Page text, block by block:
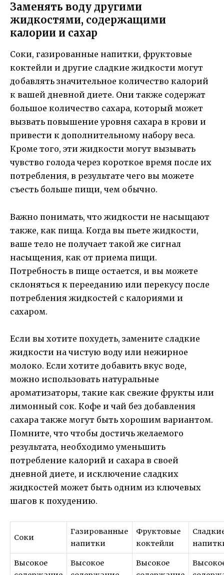
Заменять воду другими
жидкостями, содержащими
калории и сахар
Соки, газированные напитки, фруктовые
коктейли и другие сладкие жидкости могут
добавлять значительное количество калорий
к вашей дневной диете. Они также содержат
большое количество сахара, который может
вызвать повышение уровня сахара в крови и
привести к дополнительному набору веса.
Кроме того, эти жидкости могут вызывать
чувство голода через короткое время после их
потребления, в результате чего вы можете
съесть больше пищи, чем обычно.
Важно понимать, что жидкости не насыщают
также, как пища. Когда вы пьете жидкости,
ваше тело не получает такой же сигнал
насыщения, как от приема пищи.
Потребность в пище остается, и вы можете
склоняться к перееданию или перекусу после
потребления жидкостей с калориями и
сахаром.
Если вы хотите похудеть, замените сладкие
жидкости на чистую воду или нежирное
молоко. Если хотите добавить вкус воде,
можно использовать натуральные
ароматизаторы, такие как свежие фрукты или
лимонный сок. Кофе и чай без добавления
сахара также могут быть хорошим вариантом.
Помните, что чтобы достичь желаемого
результата, необходимо уменьшить
потребление калорий и сахара в своей
дневной диете, и исключение сладких
жидкостей может быть одним из ключевых
шагов к похудению.
Соки
Газированные
напитки
Фруктовые
коктейли
Высокое
Высокое
Высокое